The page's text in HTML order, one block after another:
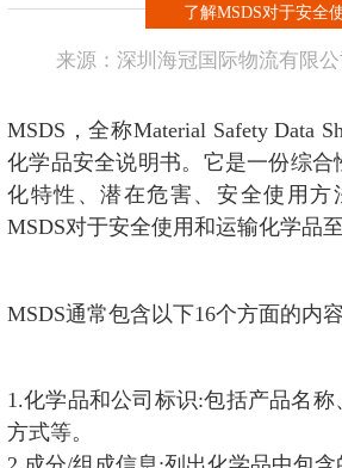
新
海
联
了解MSDS对于安全
来源： 深圳海冠国际物流有限公
MSDS，全称Material Safety Data
化学品安全说明书。它是一份综
化特性、潜在危害、安全使用
MSDS对于安全使用和运输化学品至
MSDS通常包含以下16个方面的内容
1.化学品和公司标识:包括产品名
方式等。